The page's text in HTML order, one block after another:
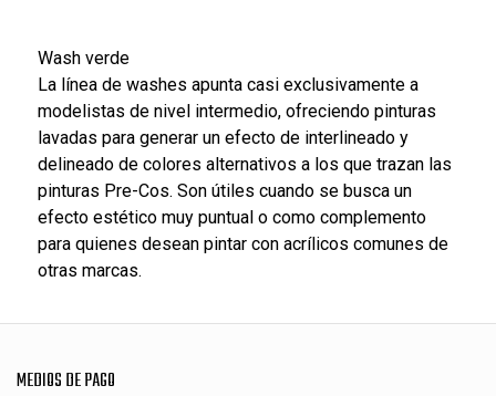
Wash verde
La línea de washes apunta casi exclusivamente a
modelistas de nivel intermedio, ofreciendo pinturas
lavadas para generar un efecto de interlineado y
delineado de colores alternativos a los que trazan las
pinturas Pre-Cos. Son útiles cuando se busca un
efecto estético muy puntual o como complemento
para quienes desean pintar con acrílicos comunes de
otras marcas.
MEDIOS DE PAGO